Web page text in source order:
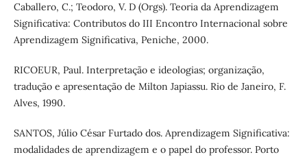
Caballero, C.; Teodoro, V. D (Orgs). Teoria da Aprendizagem
Significativa: Contributos do III Encontro Internacional sobre
Aprendizagem Significativa, Peniche, 2000.
RICOEUR, Paul. Interpretação e ideologias; organização,
tradução e apresentação de Milton Japiassu. Rio de Janeiro, F.
Alves, 1990.
SANTOS, Júlio César Furtado dos. Aprendizagem Significativa:
modalidades de aprendizagem e o papel do professor. Porto